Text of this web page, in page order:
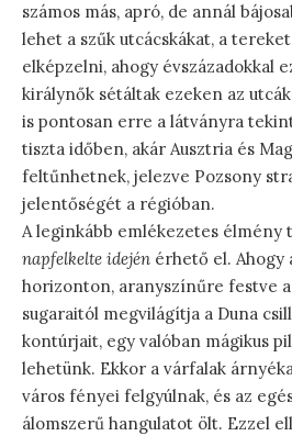
számos más, apró, de annál
lehet a szűk utcácskákat, a
elképzelni, ahogy évszázadokkal
királynők sétáltak ezeken az
is pontosan erre a látványra
tiszta időben, akár Ausztria és
feltűnhetnek, jelezve Pozsony
jelentőségét a régióban.
A leginkább emlékezetes élmény
napfelkelte idején érhető el. Ahogy
horizonton, aranyszínűre festve
sugaraitól megvilágítja a Duna
kontúrjait, egy valóban mágikus
lehetünk. Ekkor a várfalak
város fényei felgyúlnak, és az
álomszerű hangulatot ölt. Ezzel